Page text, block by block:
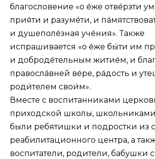
благословение «о е́же отве́рзти
прия́ти и разуме́ти, и
и душеполе́зная уче́ния». Также
испрашивается «о е́же бы́ти им
и доброде́тельным житие́м, и
правосла́вней ве́ре, ра́дость и
роди́телем свои́м».
Вместе с воспитанниками
приходской школы,
были ребятишки и подростки из
реабилитационного центра, а
воспитатели, родители, бабушки